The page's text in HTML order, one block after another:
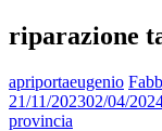
riparazione
apriportaeugenio
21/11/202302/04/
provincia